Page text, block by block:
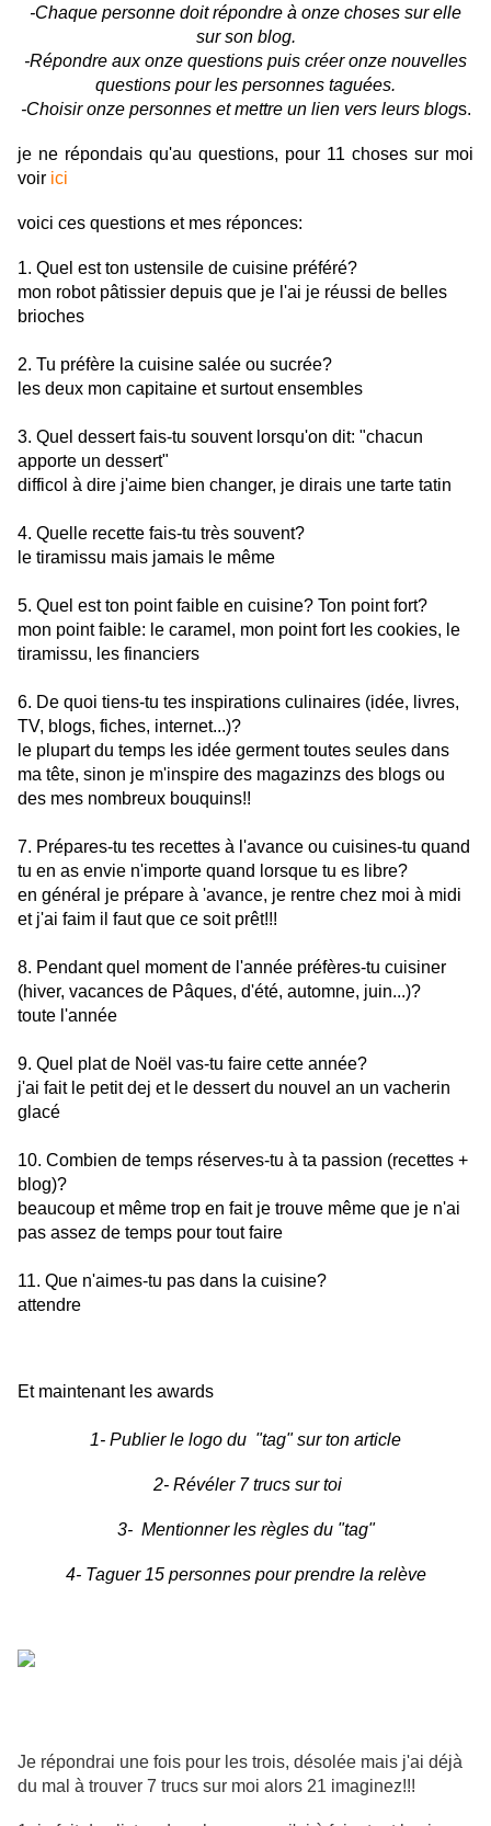
-Chaque personne doit répondre à onze choses sur elle
sur son blog.
-Répondre aux onze questions puis créer onze nouvelles
questions pour les personnes taguées.
-Choisir onze personnes et mettre un lien vers leurs blogs.
je ne répondais qu'au questions, pour 11 choses sur moi
voir ici
voici ces questions et mes réponces:
1. Quel est ton ustensile de cuisine préféré?
mon robot pâtissier depuis que je l'ai je réussi de belles
brioches
2. Tu préfère la cuisine salée ou sucrée?
les deux mon capitaine et surtout ensembles
3. Quel dessert fais-tu souvent lorsqu'on dit: "chacun
apporte un dessert"
difficol à dire j'aime bien changer, je dirais une tarte tatin
4. Quelle recette fais-tu très souvent?
le tiramissu mais jamais le même
5. Quel est ton point faible en cuisine? Ton point fort?
mon point faible: le caramel, mon point fort les cookies, le
tiramissu, les financiers
6. De quoi tiens-tu tes inspirations culinaires (idée, livres,
TV, blogs, fiches, internet...)?
le plupart du temps les idée germent toutes seules dans
ma tête, sinon je m'inspire des magazinzs des blogs ou
des mes nombreux bouquins!!
7. Prépares-tu tes recettes à l'avance ou cuisines-tu quand
tu en as envie n'importe quand lorsque tu es libre?
en général je prépare à 'avance, je rentre chez moi à midi
et j'ai faim il faut que ce soit prêt!!!
8. Pendant quel moment de l'année préfères-tu cuisiner
(hiver, vacances de Pâques, d'été, automne, juin...)?
toute l'année
9. Quel plat de Noël vas-tu faire cette année?
j'ai fait le petit dej et le dessert du nouvel an un vacherin
glacé
10. Combien de temps réserves-tu à ta passion (recettes +
blog)?
beaucoup et même trop en fait je trouve même que je n'ai
pas assez de temps pour tout faire
11. Que n'aimes-tu pas dans la cuisine?
attendre
Et maintenant les awards
1- Publier le logo du "tag" sur ton article
2- Révéler 7 trucs sur toi
3- Mentionner les règles du "tag"
4- Taguer 15 personnes pour prendre la relève
Je répondrai une fois pour les trois, désolée mais j'ai déjà
du mal à trouver 7 trucs sur moi alors 21 imaginez!!!